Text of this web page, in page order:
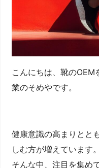
こんにちは、靴の
業のそめやです。
健康意識の高まりとと
しむ方が増えています。
そんな中、注目を集め